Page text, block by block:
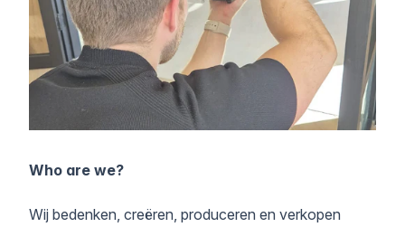
Who are we?
Wij bedenken, creëren, produceren en verkopen